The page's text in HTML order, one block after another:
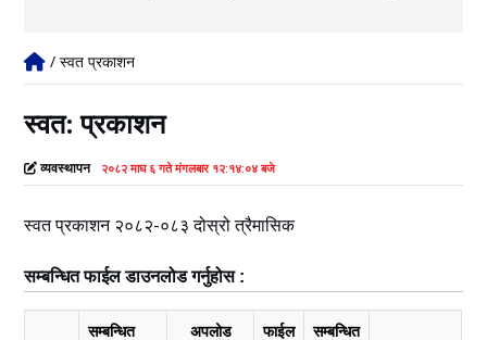
/ स्वत प्रकाशन
स्वत: प्रकाशन
व्यवस्थापन २०८२ माघ ६ गते मंगलबार १२:१४:०४ बजे
स्वत प्रकाशन २०८२-०८३ दोस्रो त्रैमासिक
सम्बन्धित फाईल डाउनलोड गर्नुहोस :
सम्बन्धित
अपलोड
फाईल
सम्बन्धित